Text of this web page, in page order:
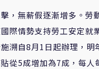
擊，無薪假逐漸增多。勞
國際情勢支持勞工安定就
溯自8月1 日起辦理，明
從5成增加為7成 ， 每人